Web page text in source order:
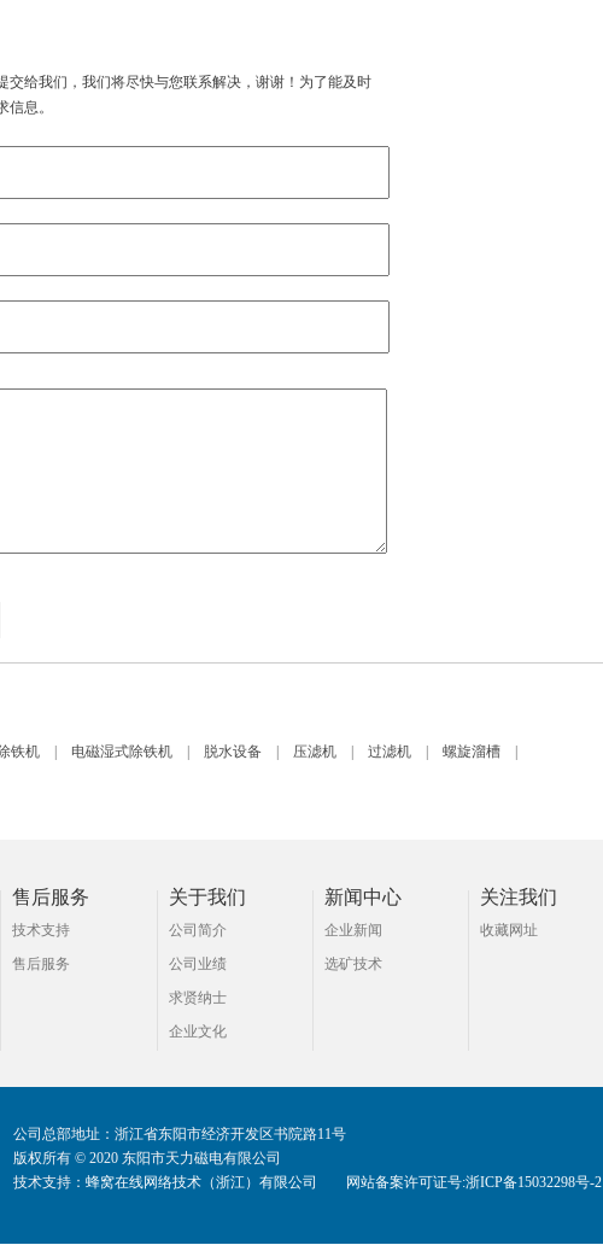
给我们，我们将尽快与您联系解决，谢谢！为了能及时
息。
铁机 电磁湿式除铁机 脱水设备 压滤机 过滤机 螺旋溜槽
售后服务
技术支持
售后服务
关于我们
公司简介
公司业绩
求贤纳士
企业文化
新闻中心
企业新闻
选矿技术
关注我们
收藏网址
公司总部地址：浙江省东阳市经济开发区书院路11号
版权所有 © 2020 东阳市天力磁电有限公司
技术支持： 蜂窝在线网络技术（浙江）有限公司
网站备案许可证号:浙ICP备15032298号-2